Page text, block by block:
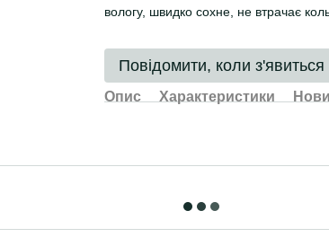
вологу, швидко сохне, не втрачає
Повідомити, коли з'явиться
Опис Характеристики